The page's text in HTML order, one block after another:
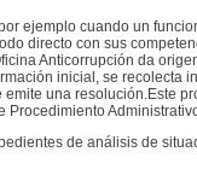
ejemplo cuando un
directo con sus
Anticorrupción da
inicial, se recolecta
una resolución.Este
Procedimiento
de análisis de